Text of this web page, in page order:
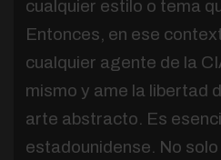
cualquier estilo o tema
Entonces, en ese
cualquier agente de la
mismo y ame la libertad
arte abstracto. Es
estadounidense. No